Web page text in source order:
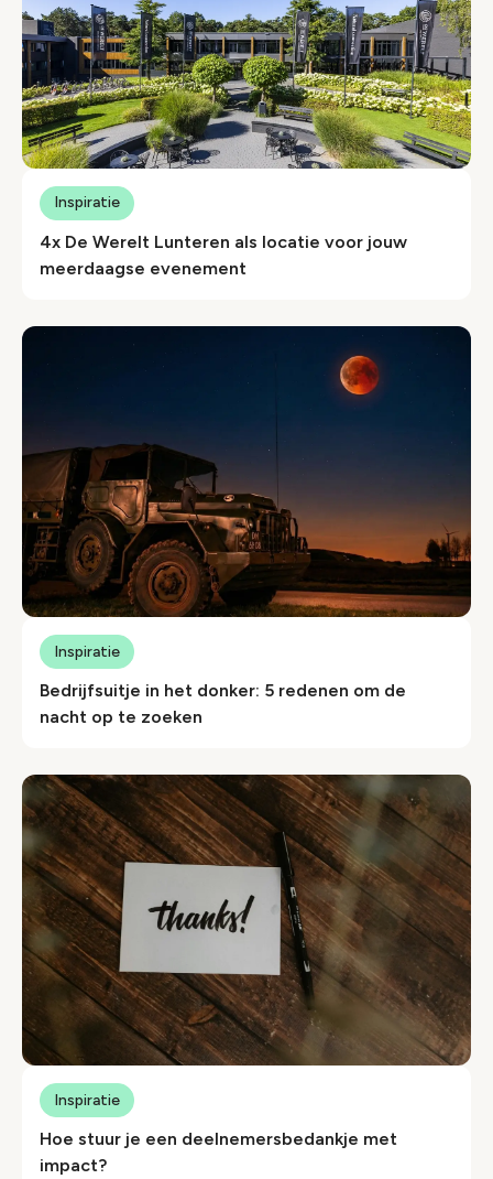
4x De Werelt Lunteren als locatie voor jouw
meerdaagse evenement
Inspiratie
Bedrijfsuitje in het donker: 5 redenen om de
nacht op te zoeken
Inspiratie
Hoe stuur je een deelnemersbedankje met
impact?
Inspiratie